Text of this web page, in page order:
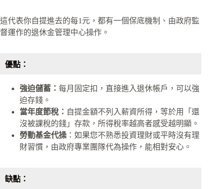
這代表你自提進去的每1元，都有一個保底機制、由政府監
督運作的退休金管理中心操作。​
優點：
強迫儲蓄： 每月固定扣，直接進入退休帳戶，可以強
迫存錢。​
當年度節稅： 自提金額不列入薪資所得，等於用「還
沒被課稅的錢」存款，所得稅率越高者感受越明顯。​
勞動基金代操 ：如果您不熟悉投資理財或平時沒有理
財習慣，由政府專業團隊代為操作，能相對安心。​
缺點：